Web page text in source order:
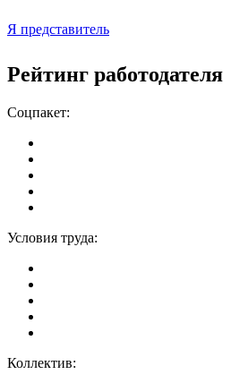
Я представитель
Рейтинг работодателя
Соцпакет:
Условия труда:
Коллектив: